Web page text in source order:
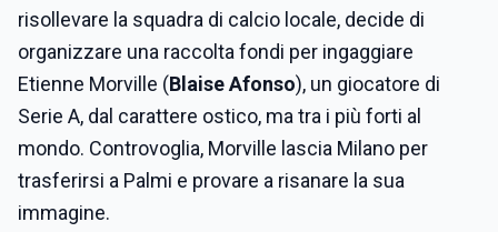
risollevare la squadra di calcio locale, decide di
organizzare una raccolta fondi per ingaggiare
Etienne Morville (Blaise Afonso), un giocatore di
Serie A, dal carattere ostico, ma tra i più forti al
mondo. Controvoglia, Morville lascia Milano per
trasferirsi a Palmi e provare a risanare la sua
immagine.